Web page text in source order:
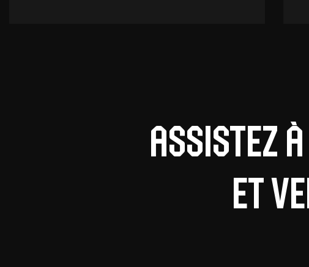
Assistez
et